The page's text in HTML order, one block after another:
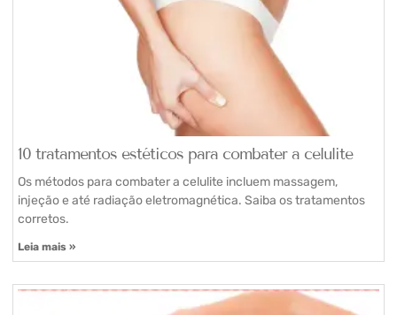
10 tratamentos estéticos para combater a celulite
Os métodos para combater a celulite incluem massagem,
injeção e até radiação eletromagnética. Saiba os tratamentos
corretos.
Leia mais »